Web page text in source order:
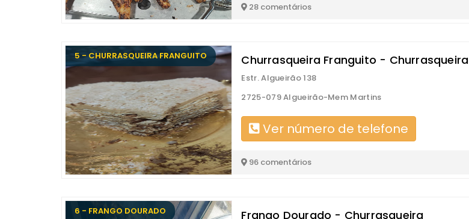
28 comentários
5 - CHURRASQUEIRA FRANGUITO Churrasqueira Franguito - Churrasqueira
Estr. Algueirão 138
2725-079 Algueirão-Mem Martins
Ver número de telefone
96 comentários
6 - FRANGO DOURADO Frango Dourado - Churrasqueira